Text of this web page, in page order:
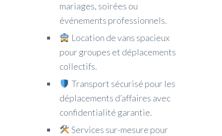
mariages, soirées ou
événements professionnels.
Location de vans spacieux
pour groupes et déplacements
collectifs.
Transport sécurisé pour les
déplacements d’affaires avec
confidentialité garantie.
Services sur-mesure pour